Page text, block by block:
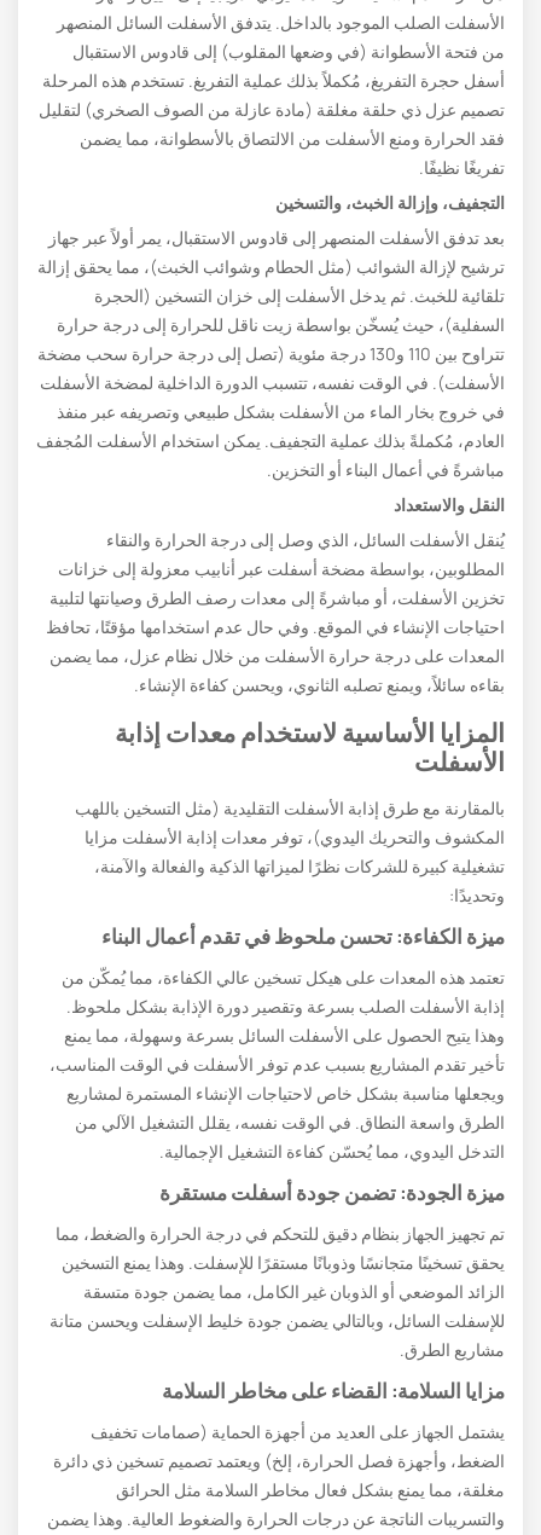
الأسفلت الصلب الموجود بالداخل. يتدفق الأسفلت السائل المنصهر
من فتحة الأسطوانة (في وضعها المقلوب) إلى قادوس الاستقبال
أسفل حجرة التفريغ، مُكملاً بذلك عملية التفريغ. تستخدم هذه المرحلة
تصميم عزل ذي حلقة مغلقة (مادة عازلة من الصوف الصخري) لتقليل
فقد الحرارة ومنع الأسفلت من الالتصاق بالأسطوانة، مما يضمن
تفريغًا نظيفًا.
التجفيف، وإزالة الخبث، والتسخين
بعد تدفق الأسفلت المنصهر إلى قادوس الاستقبال، يمر أولاً عبر جهاز
ترشيح لإزالة الشوائب (مثل الحطام وشوائب الخبث)، مما يحقق إزالة
تلقائية للخبث. ثم يدخل الأسفلت إلى خزان التسخين (الحجرة
السفلية)، حيث يُسخّن بواسطة زيت ناقل للحرارة إلى درجة حرارة
تتراوح بين 110 و130 درجة مئوية (تصل إلى درجة حرارة سحب مضخة
الأسفلت). في الوقت نفسه، تتسبب الدورة الداخلية لمضخة الأسفلت
في خروج بخار الماء من الأسفلت بشكل طبيعي وتصريفه عبر منفذ
العادم، مُكملةً بذلك عملية التجفيف. يمكن استخدام الأسفلت المُجفف
مباشرةً في أعمال البناء أو التخزين.
النقل والاستعداد
يُنقل الأسفلت السائل، الذي وصل إلى درجة الحرارة والنقاء
المطلوبين، بواسطة مضخة أسفلت عبر أنابيب معزولة إلى خزانات
تخزين الأسفلت، أو مباشرةً إلى معدات رصف الطرق وصيانتها لتلبية
احتياجات الإنشاء في الموقع. وفي حال عدم استخدامها مؤقتًا، تحافظ
المعدات على درجة حرارة الأسفلت من خلال نظام عزل، مما يضمن
بقاءه سائلاً، ويمنع تصلبه الثانوي، ويحسن كفاءة الإنشاء.
المزايا الأساسية لاستخدام معدات إذابة
الأسفلت
بالمقارنة مع طرق إذابة الأسفلت التقليدية (مثل التسخين باللهب
المكشوف والتحريك اليدوي)، توفر معدات إذابة الأسفلت مزايا
تشغيلية كبيرة للشركات نظرًا لميزاتها الذكية والفعالة والآمنة،
وتحديدًا:
ميزة الكفاءة: تحسن ملحوظ في تقدم أعمال البناء
تعتمد هذه المعدات على هيكل تسخين عالي الكفاءة، مما يُمكّن من
إذابة الأسفلت الصلب بسرعة وتقصير دورة الإذابة بشكل ملحوظ.
وهذا يتيح الحصول على الأسفلت السائل بسرعة وسهولة، مما يمنع
تأخير تقدم المشاريع بسبب عدم توفر الأسفلت في الوقت المناسب،
ويجعلها مناسبة بشكل خاص لاحتياجات الإنشاء المستمرة لمشاريع
الطرق واسعة النطاق. في الوقت نفسه، يقلل التشغيل الآلي من
التدخل اليدوي، مما يُحسّن كفاءة التشغيل الإجمالية.
ميزة الجودة: تضمن جودة أسفلت مستقرة
تم تجهيز الجهاز بنظام دقيق للتحكم في درجة الحرارة والضغط، مما
يحقق تسخينًا متجانسًا وذوبانًا مستقرًا للإسفلت. وهذا يمنع التسخين
الزائد الموضعي أو الذوبان غير الكامل، مما يضمن جودة متسقة
للإسفلت السائل، وبالتالي يضمن جودة خليط الإسفلت ويحسن متانة
مشاريع الطرق.
مزايا السلامة: القضاء على مخاطر السلامة
يشتمل الجهاز على العديد من أجهزة الحماية (صمامات تخفيف
الضغط، وأجهزة فصل الحرارة، إلخ) ويعتمد تصميم تسخين ذي دائرة
مغلقة، مما يمنع بشكل فعال مخاطر السلامة مثل الحرائق
والتسريبات الناتجة عن درجات الحرارة والضغوط العالية. وهذا يضمن